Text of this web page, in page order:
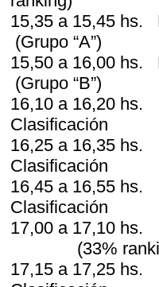
15,35 a 15,45
(Grupo “A”)
15,50 a 16,00
(Grupo “B”)
16,10 a
Clasificación
16,25 a
Clasificación
16,45 a
Clasificación
17,00 a
(33%
17,15 a